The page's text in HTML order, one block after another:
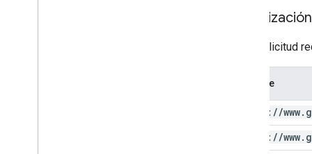
Autorización
Esta solicitud
Alcance
https: //www.
https: //www.